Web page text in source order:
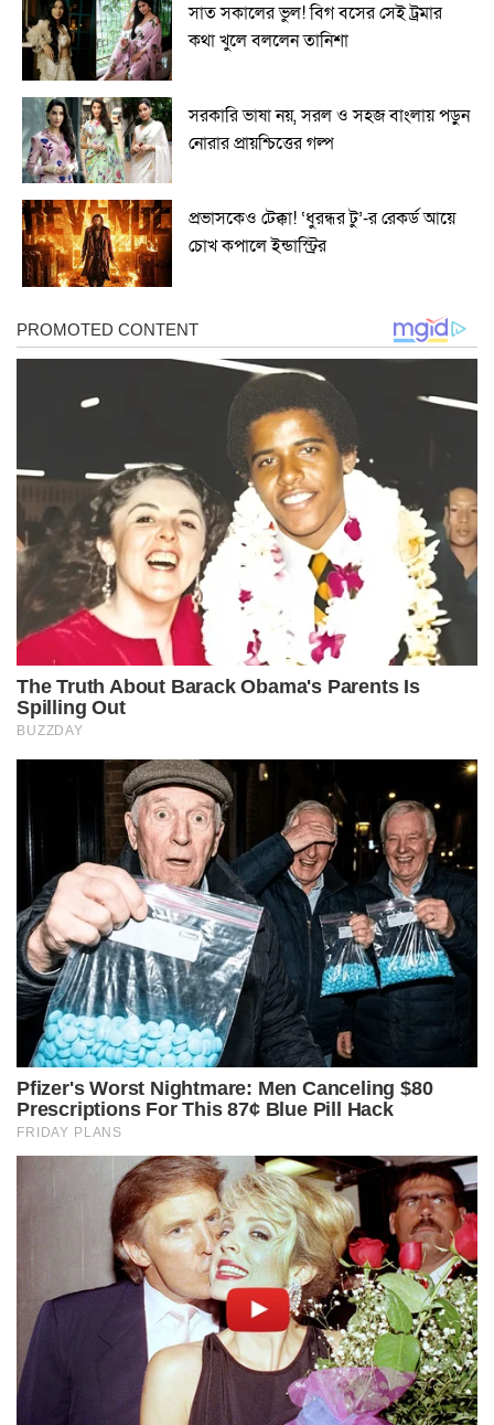
সাত সকালের ভুল! বিগ বসের সেই ট্রমার
কথা খুলে বললেন তানিশা
সরকারি ভাষা নয়, সরল ও সহজ বাংলায় পড়ুন
নোরার প্রায়শ্চিত্তের গল্প
প্রভাসকেও টেক্কা! ‘ধুরন্ধর টু’-র রেকর্ড আয়ে
চোখ কপালে ইন্ডাস্ট্রির